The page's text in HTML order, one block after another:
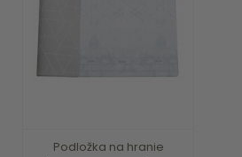
Podložka na hranie